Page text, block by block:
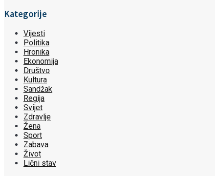
Kategorije
Vijesti
Politika
Hronika
Ekonomija
Društvo
Kultura
Sandžak
Regija
Svijet
Zdravlje
Žena
Sport
Zabava
Život
Lični stav